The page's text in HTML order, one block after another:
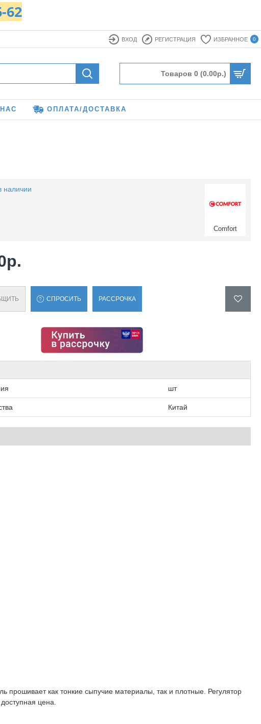
62
ВХОД РЕГИСТРАЦИЯ ИЗБРАННОЕ 0
Товаров 0 (0.00р.)
ОПЛАТА/ДОСТАВКА
наличии
Comfort
СПРОСИТЬ РАССРОЧКА
шт
Китай
как тонкие сыпучие материалы, так и плотные. Регулятор
цена.